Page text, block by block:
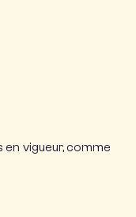
vigueur, comme